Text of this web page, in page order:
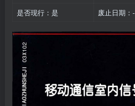
是否现行：是
废止日期：-